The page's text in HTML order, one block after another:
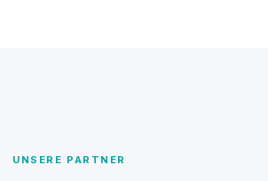
UNSERE PARTNER